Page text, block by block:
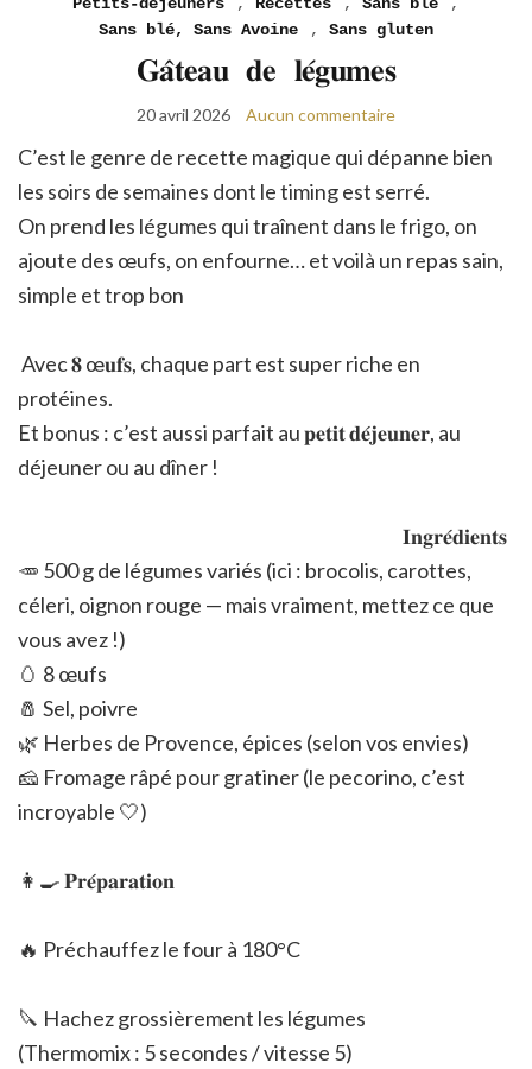
Sans blé, Sans Avoine
, Sans gluten
𝐆𝐚̂𝐭𝐞𝐚𝐮 𝐝𝐞 𝐥𝐞́𝐠𝐮𝐦𝐞𝐬
20 avril 2026 Aucun commentaire
C’est le genre de recette magique qui dépanne bien
les soirs de semaines dont le timing est serré.
On prend les légumes qui traînent dans le frigo, on
ajoute des œufs, on enfourne… et voilà un repas sain,
simple et trop bon
Avec 𝟖 œ𝐮𝐟𝐬, chaque part est super riche en
protéines.
Et bonus : c’est aussi parfait au 𝐩𝐞𝐭𝐢𝐭 𝐝𝐞́𝐣𝐞𝐮𝐧𝐞𝐫, au
déjeuner ou au dîner !
𝐈𝐧𝐠𝐫𝐞́𝐝𝐢𝐞𝐧𝐭𝐬
🥕 500 g de légumes variés (ici : brocolis, carottes,
céleri, oignon rouge — mais vraiment, mettez ce que
vous avez !)
🥚 8 œufs
🧂 Sel, poivre
🌿 Herbes de Provence, épices (selon vos envies)
🧀 Fromage râpé pour gratiner (le pecorino, c’est
incroyable 🤍)
👩‍🍳 𝐏𝐫𝐞́𝐩𝐚𝐫𝐚𝐭𝐢𝐨𝐧
🔥 Préchauffez le four à 180°C
🔪 Hachez grossièrement les légumes
(Thermomix : 5 secondes / vitesse 5)